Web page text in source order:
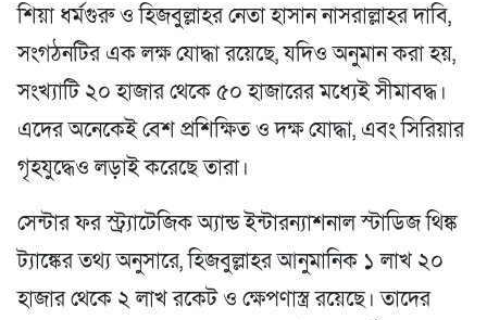
শিয়া ধর্মগুরু ও হিজবুল্লাহর নেতা হাসান নাসরাল্লাহর দাবি,
সংগঠনটির এক লক্ষ যোদ্ধা রয়েছে, যদিও অনুমান করা হয়,
সংখ্যাটি ২০ হাজার থেকে ৫০ হাজারের মধ্যেই সীমাবদ্ধ।
এদের অনেকেই বেশ প্রশিক্ষিত ও দক্ষ যোদ্ধা, এবং সিরিয়ার
গৃহযুদ্ধেও লড়াই করেছে তারা।
সেন্টার ফর স্ট্র্যাটেজিক অ্যান্ড ইন্টারন্যাশনাল স্টাডিজ থিঙ্ক
ট্যাঙ্কের তথ্য অনুসারে, হিজবুল্লাহর আনুমানিক ১ লাখ ২০
হাজার থেকে ২ লাখ রকেট ও ক্ষেপণাস্ত্র রয়েছে। তাদের